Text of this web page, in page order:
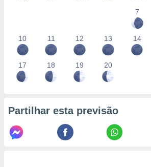
7
10 11 12 13 14
17 18 19 20
Partilhar esta previsão